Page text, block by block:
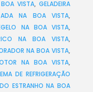
VISTA,GELADEIRA
NA BOA VISTA,
NA BOA VISTA,
NA BOA VISTA,
NA BOA VISTA,
NA BOA VISTA,
DE REFRIGERAÇÃO
ESTRANHO NA BOA